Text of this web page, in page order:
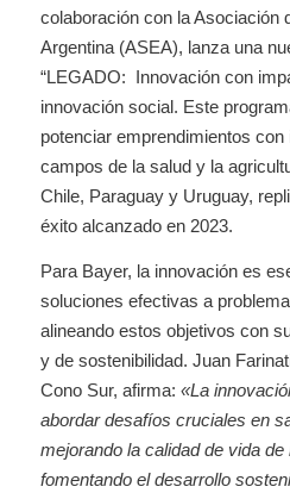
colaboración con la Asociación
Argentina (ASEA), lanza una
“LEGADO: Innovación con
innovación social. Este
potenciar emprendimientos
campos de la salud y la
Chile, Paraguay y Uruguay,
éxito alcanzado en 2023.
Para Bayer, la innovación es
soluciones efectivas a
alineando estos objetivos con
y de sostenibilidad. Juan
Cono Sur, afirma: «La
abordar desafíos cruciales en
mejorando la calidad de vida
fomentando el desarrollo